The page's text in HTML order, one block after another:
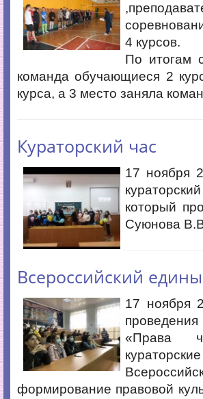
4 курсов.
По итогам
команда обучающиеся 2
курса, а 3 место заняла
Кураторский час
17 ноября
который
Суюнова
Всероссийский
17 ноября
«Права
формирование правовой